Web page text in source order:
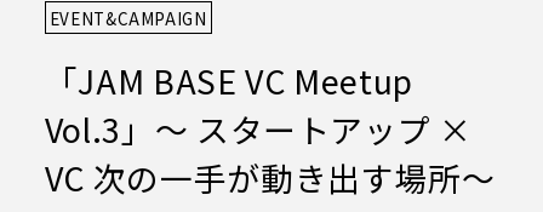
JAM BASEについて
JAM BASEの空間設計
オンラインで巡るJAM BASE
FA CILTIE S
施設概要TOP
JAM BASEメイン拠点
NE WS お知らせ
EVENT&CAMPAIGN
「JAM BASE VC Meetup
Vol.3」～ スタートアップ ×
VC 次の一手が動き出す場所～